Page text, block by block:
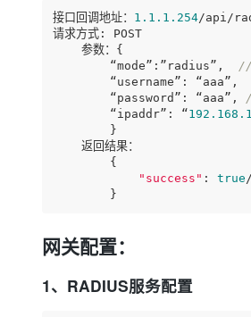
接口回调地址： 1.1 .1 .254/api/
请求方式: POST
    参数：{
        “mode”:”radius”,
//
        “username”: “aaa”,
        “password”: “aaa”,
        “ipaddr”: “
192.168
        }
    返回结果：
        {
"success" : true/
        }
网关配置：
1、RADIUS服务配置